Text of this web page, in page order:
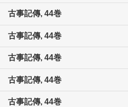
古事記傳, 44巻
古事記傳, 44巻
古事記傳, 44巻
古事記傳, 44巻
古事記傳, 44巻